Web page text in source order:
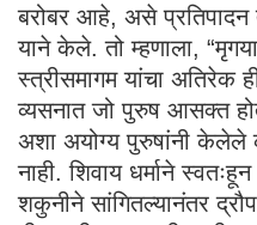
बरोबर आहे, असे प्रतिपादन
याने केले. तो म्हणाला,
स्त्रीसमागम यांचा अतिरेक
व्यसनात जो पुरुष आसक्त
अशा अयोग्य पुरुषांनी केलेले
नाही. शिवाय धर्माने स्वतःहून
शकुनीने सांगितल्यानंतर